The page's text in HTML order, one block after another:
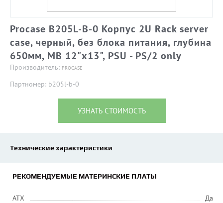
Procase B205L-B-0 Корпус 2U Rack server
case, черный, без блока питания, глубина
650мм, MB 12"x13", PSU - PS/2 only
Производитель: PROCASE
Партномер: b205l-b-0
УЗНАТЬ СТОИМОСТЬ
Технические характеристики
РЕКОМЕНДУЕМЫЕ МАТЕРИНСКИЕ ПЛАТЫ
ATX
Да